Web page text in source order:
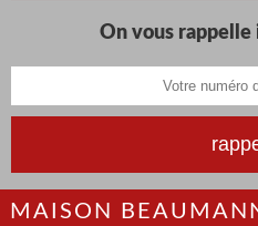
On vous
MAISON